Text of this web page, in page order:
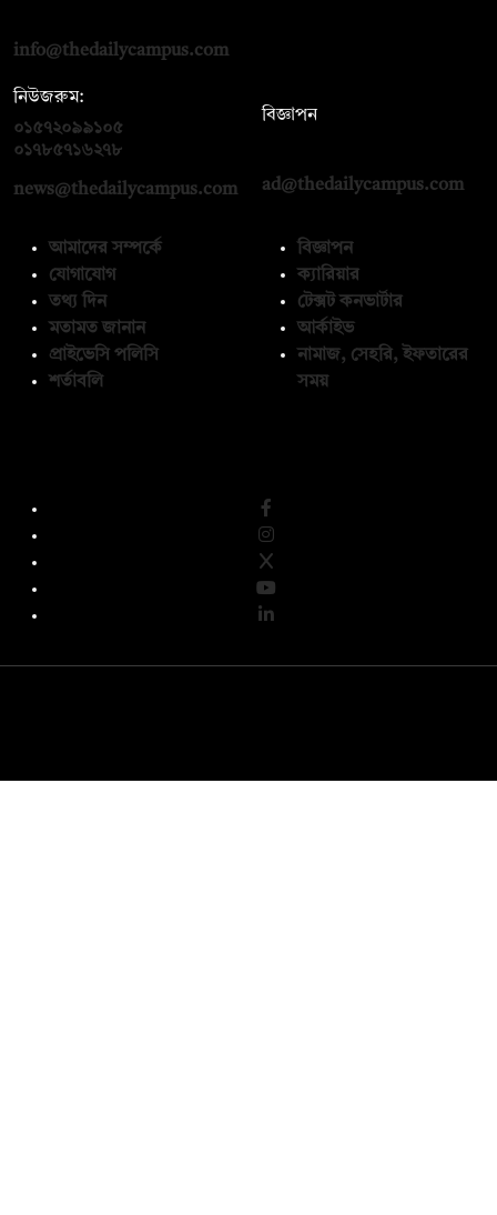
info@thedailycampus.com
নিউজরুম:
০১৫৭২০৯৯১০৫
০১৭৮৫৭১৬২৭৮
news@thedailycampus.com
বিজ্ঞাপন
ad@thedailycampus.com
আমাদের সম্পর্কে
যোগাযোগ
তথ্য দিন
মতামত জানান
প্রাইভেসি পলিসি
শর্তাবলি
বিজ্ঞাপন
ক্যারিয়ার
টেক্সট কনভার্টার
আর্কাইভ
নামাজ, সেহরি, ইফতারের
সময়